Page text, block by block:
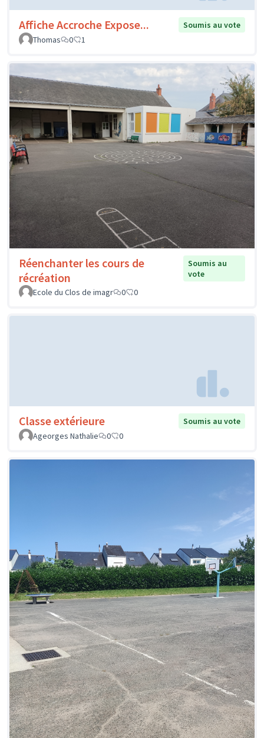
Affiche Accroche Expose...
Soumis au vote
Thomas
0 1
Réenchanter les cours de
récréation
Soumis au
vote
Ecole du Clos de imagr
0 0
Classe extérieure
Soumis au vote
Ageorges Nathalie
0 0